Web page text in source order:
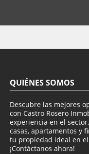
QUIÉNES SOMOS
Descubre las mejores
con Castro Rosero
experiencia en el
casas, apartamentos y
tu propiedad ideal en
¡Contáctanos ahora!